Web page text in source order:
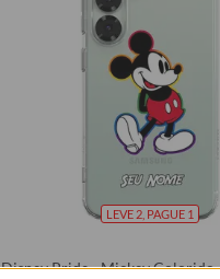
LEVE 2, PAGUE 1
Disney Pride - Mickey Colorido